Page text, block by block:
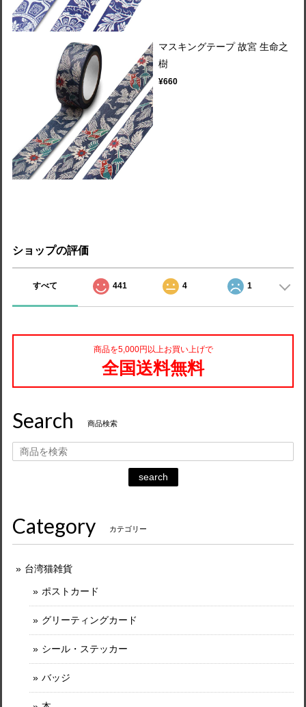
マスキングテープ 故宮 生命之
樹
¥660
ショップの評価
すべて 441 4 1
商品を5,000円以上お買い上げで
全国送料無料
Search 商品検索
search
Category カテゴリー
台湾猫雑貨
ポストカード
グリーティングカード
シール・ステッカー
バッジ